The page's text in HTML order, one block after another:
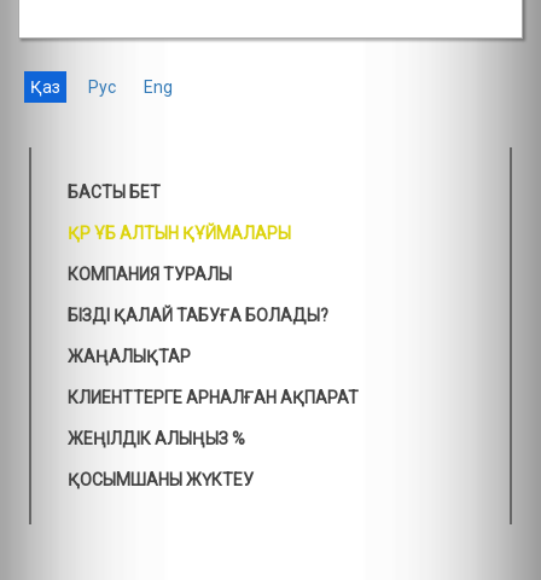
Қаз Рус Eng
БАСТЫ БЕТ
ҚР ҰБ АЛТЫН ҚҰЙМАЛАРЫ
КОМПАНИЯ ТУРАЛЫ
БІЗДІ ҚАЛАЙ ТАБУҒА БОЛАДЫ?
ЖАҢАЛЫҚТАР
КЛИЕНТТЕРГЕ АРНАЛҒАН АҚПАРАТ
ЖЕҢІЛДІК АЛЫҢЫЗ %
ҚОСЫМШАНЫ ЖҮКТЕУ